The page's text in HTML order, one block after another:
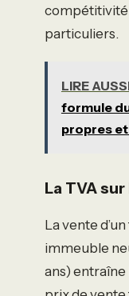
compétitivité
particuliers.
LIRE
formule
propres
La TVA
La vente
immeuble
ans) entraîne